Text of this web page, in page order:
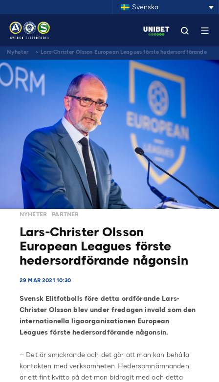
Svenska
Nyheter > Lars-Christer Olsson European Leagues förste hedersordförande
någonsin
NYHETER PARTNER
Lars-Christer Olsson
European Leagues förste
hedersordförande någonsin
29 MAR 2021 10:30
Svensk Elitfotbolls före detta ordförande Lars-
Christer Olsson blev under fredagen invald som den
internationella ligaorganisationen European
Leagues förste hedersordförande någonsin.
– Det är smickrande och det gör att man kan behålla
kontakten med verksamheten. Hedersomnämnanden
är ett fint kvitto på det man bidragit med och detta